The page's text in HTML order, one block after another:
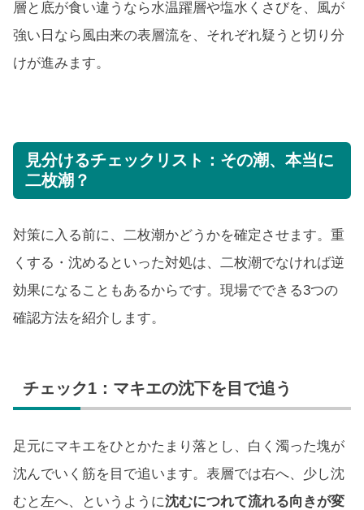
層と底が食い違うなら水温躍層や塩水くさびを、風が
強い日なら風由来の表層流を、それぞれ疑うと切り分
けが進みます。
見分けるチェックリスト：その潮、本当に
二枚潮？
対策に入る前に、二枚潮かどうかを確定させます。重
くする・沈めるといった対処は、二枚潮でなければ逆
効果になることもあるからです。現場でできる3つの
確認方法を紹介します。
チェック1：マキエの沈下を目で追う
足元にマキエをひとかたまり落とし、白く濁った塊が
沈んでいく筋を目で追います。表層では右へ、少し沈
むと左へ、というように沈むにつれて流れる向きが変